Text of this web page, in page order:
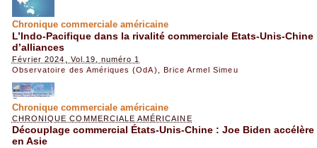
Chronique commerciale américaine
L’Indo-Pacifique dans la rivalité commerciale Etats-Unis-Chine
d’alliances
Février 2024, Vol.19, numéro 1
Observatoire des Amériques (OdA)
Brice Armel Simeu
Chronique commerciale américaine
CHRONIQUE COMMERCIALE AMÉRICAINE
Découplage commercial États-Unis-Chine : Joe Biden
en Asie